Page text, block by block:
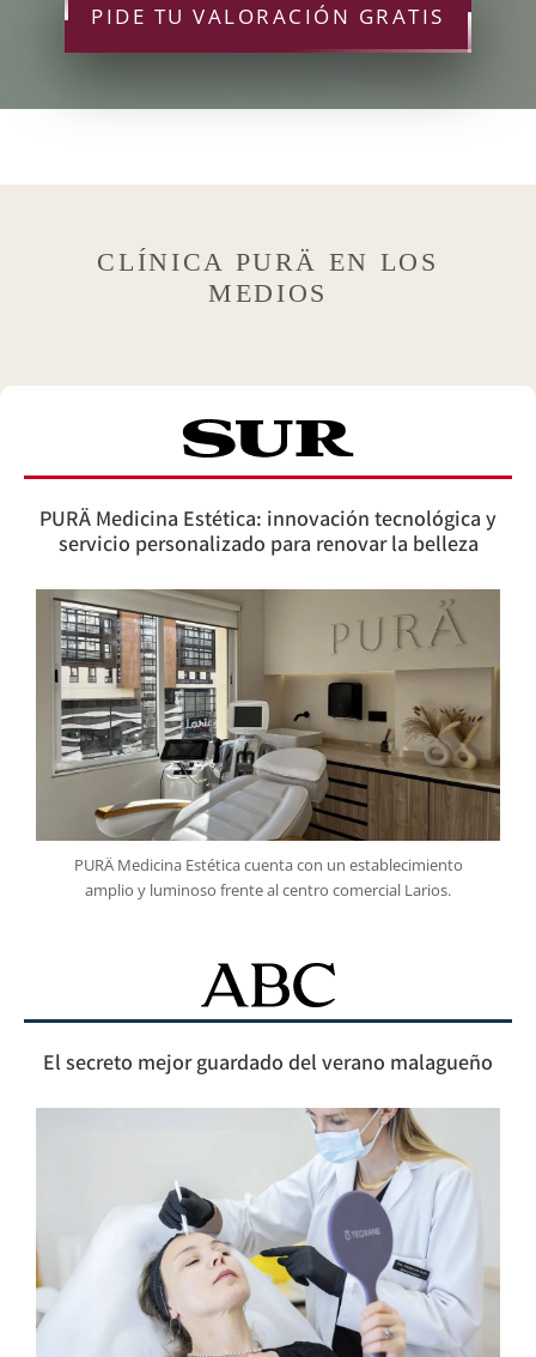
PIDE TU VALORACIÓN GRATIS
CLÍNICA PURÄ EN LOS
MEDIOS
PURÄ Medicina Estética: innovación tecnológica y
servicio personalizado para renovar la belleza
PURÄ Medicina Estética cuenta con un establecimiento
amplio y luminoso frente al centro comercial Larios.
El secreto mejor guardado del verano malagueño